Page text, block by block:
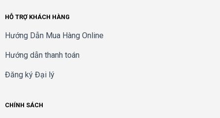
Triple Data Encryption Standard (3DES)
Advanced Encryption Standard (AES)
traversal
HỖ TRỢ KHÁCH HÀNG
Hướng Dẫn Mua Hàng Online
Hướng dẫn thanh toán
Đăng ký Đại lý
CHÍNH SÁCH